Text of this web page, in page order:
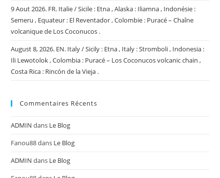
9 Aout 2026. FR. Italie / Sicile : Etna , Alaska : Iliamna , Indonésie :
Semeru , Equateur : El Reventador , Colombie : Puracé – Chaîne
volcanique de Los Coconucos .
August 8, 2026. EN. Italy / Sicily : Etna , Italy : Stromboli , Indonesia :
Ili Lewotolok , Colombia : Puracé – Los Coconucos volcanic chain ,
Costa Rica : Rincón de la Vieja .
Commentaires Récents
ADMIN dans Le Blog
Fanou88dans Le Blog
ADMIN dans Le Blog